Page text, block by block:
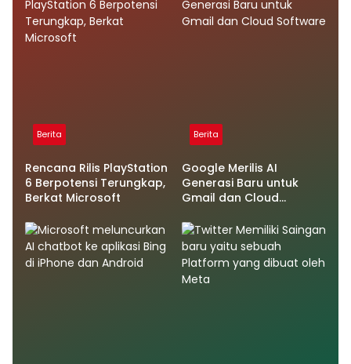
Berita
Rencana Rilis PlayStation
6 Berpotensi Terungkap,
Berkat Microsoft
Berita
Google Merilis AI
Generasi Baru untuk
Gmail dan Cloud